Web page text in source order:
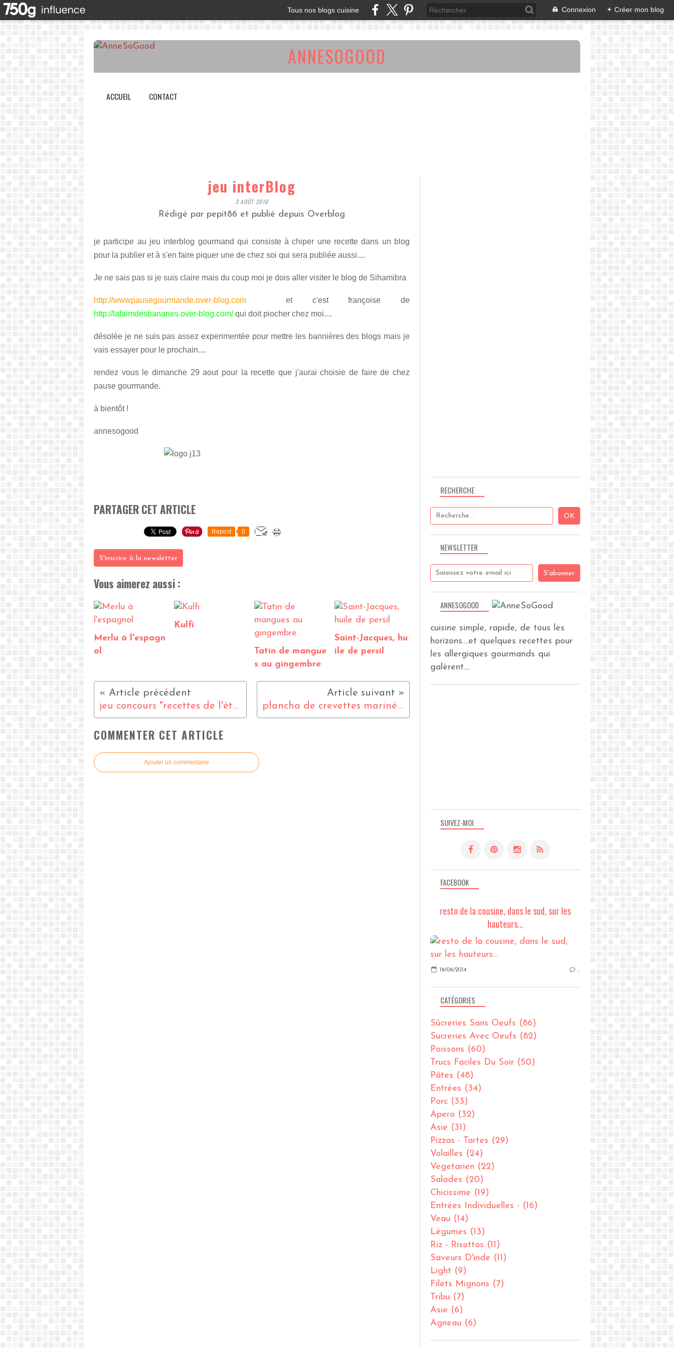
Tous nos blogs cuisine Connexion + Créer mon blog
ANNESOGOOD
ACCUEIL CONTACT
jeu interBlog
3 AOÛT 2010
Rédigé par pepit86 et publié depuis Overblog
je participe au jeu interblog gourmand qui consiste à chiper une recette dans un blog
pour la publier et à s'en faire piquer une de chez soi qui sera publiée aussi....
Je ne sais pas si je suis claire mais du coup moi je dois aller visiter le blog de Sihamibra
http://wwwpausegourmande.over-blog.comet c'est françoise de
http://lafaimdesbananes.over-blog.com/qui doit piocher chez moi....
désolée je ne suis pas assez experimentée pour mettre les bannières des blogs mais je
vais essayer pour le prochain....
rendez vous le dimanche 29 aout pour la recette que j'aurai choisie de faire de chez
pause gourmande.
à bientôt !
annesogood
PARTAGER CET ARTICLE
Repost 0
S'inscrire à la newsletter
Vous aimerez aussi :
Merlu à l'espagn
ol
Kulfi
Tatin de mangue
s au gingembre
Saint-Jacques, hu
ile de persil
jeu concours "recettes de l'été" plancha de crevettes marinés, légumes confits
COMMENTER CET ARTICLE
Ajouter un commentaire
NEWSLETTER
SUIVEZ-MOI
RECHERCHE
ANNESOGOOD
cuisine simple, rapide, de tous les
horizons....et quelques recettes pour
les allergiques gourmands qui
galèrent....
FACEBOOK
resto de la cousine, dans le sud, sur les
hauteurs...
19/06/2014 …
CATÉGORIES
Sûcreries Sans Oeufs (86)
Sucreries Avec Oeufs (82)
Poissons (60)
Trucs Faciles Du Soir (50)
Pâtes (48)
Entrées (34)
Porc (33)
Apero (32)
Asie (31)
Pizzas - Tartes (29)
Volailles (24)
Vegetarien (22)
Salades (20)
Chicissime (19)
Entrées Individuelles - (16)
Veau (14)
Légumes (13)
Riz - Risottos (11)
Saveurs D'inde (11)
Light (9)
Filets Mignons (7)
Tribu (7)
Asie (6)
Agneau (6)